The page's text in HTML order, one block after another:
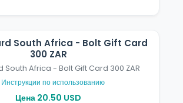
South Africa - Bolt Gift Card
300 ZAR
South Africa - Bolt Gift Card 300 ZAR
по использованию
Цена 20.50 USD